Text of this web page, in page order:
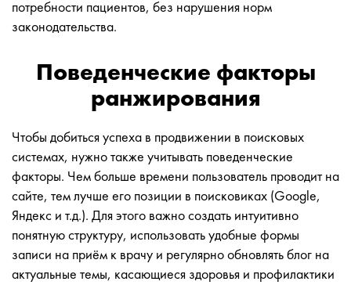
потребности пациентов, без нарушения норм
законодательства.
Поведенческие факторы
ранжирования
Чтобы добиться успеха в продвижении в поисковых
системах, нужно также учитывать поведенческие
факторы. Чем больше времени пользователь проводит на
сайте, тем лучше его позиции в поисковиках (Google,
Яндекс и т.д.). Для этого важно создать интуитивно
понятную структуру, использовать удобные формы
записи на приём к врачу и регулярно обновлять блог на
актуальные темы, касающиеся здоровья и профилактики